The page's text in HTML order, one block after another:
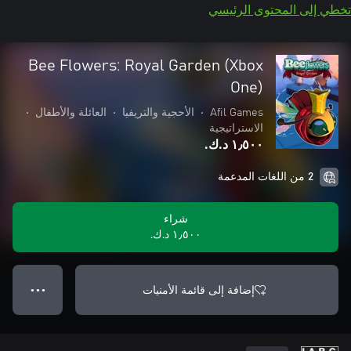
تخطي إلى المحتوى الرئيسي
Bee Flowers: Royal Garden (Xbox
One)
Afil Games
• الأحجية والتريفيا • العائلة والأطفال
•
الاستراتيجية
١٫٥٠٠ د.ك.‏
2 من اللغات المدعمة
شراء
١٫٥٠٠ د.ك.‏
إضافة إلى قائمة الأمنيات ● ● ●